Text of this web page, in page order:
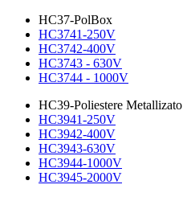
HC37-PolBox
HC3741-250V
HC3742-400V
HC3743 - 630V
HC3744 - 1000V
HC39-Poliestere Metallizato
HC3941-250V
HC3942-400V
HC3943-630V
HC3944-1000V
HC3945-2000V